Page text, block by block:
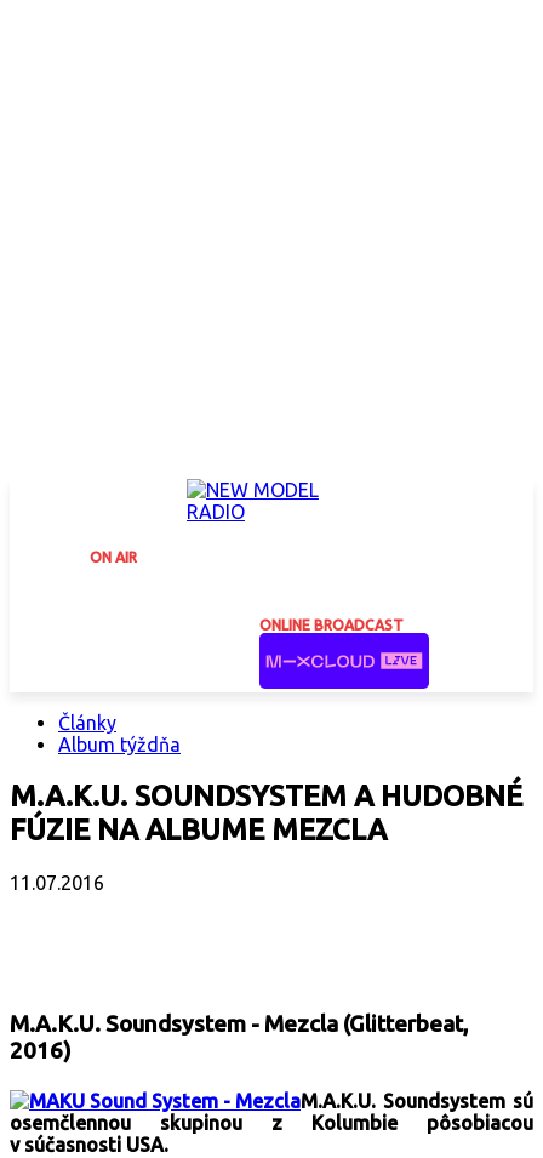
ON AIR
ONLINE BROADCAST
Články
Album týždňa
M.A.K.U. SOUNDSYSTEM A HUDOBNÉ
FÚZIE NA ALBUME MEZCLA
11.07.2016
M.A.K.U. Soundsystem - Mezcla (Glitterbeat,
2016)
M.A.K.U. Soundsystem sú
osemčlennou skupinou z Kolumbie pôsobiacou
v súčasnosti USA.